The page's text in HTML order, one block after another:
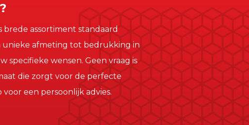
assortiment standaard
unieke afmeting tot bedrukking in
specifieke wensen. Geen vraag is
die zorgt voor de perfecte
een persoonlijk advies.